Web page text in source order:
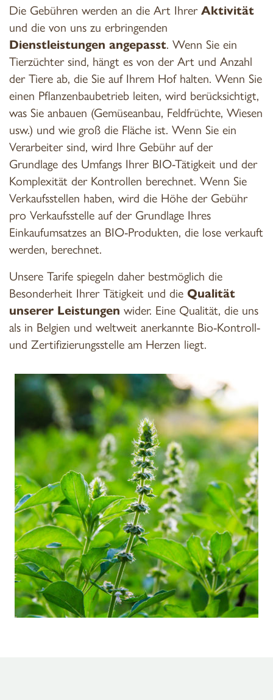
Die Gebühren werden an die Art IhrerAktivität
und die von uns zu erbringenden
Dienstleistungen angepasst. Wenn Sie ein
Tierzüchter sind, hängt es von der Art und Anzahl
der Tiere ab, die Sie auf Ihrem Hof halten. Wenn Sie
einen Pflanzenbaubetrieb leiten, wird berücksichtigt,
was Sie anbauen (Gemüseanbau, Feldfrüchte, Wiesen
usw.) und wie groß die Fläche ist. Wenn Sie ein
Verarbeiter sind, wird Ihre Gebühr auf der
Grundlage des Umfangs Ihrer BIO-Tätigkeit und der
Komplexität der Kontrollen berechnet. Wenn Sie
Verkaufsstellen haben, wird die Höhe der Gebühr
pro Verkaufsstelle auf der Grundlage Ihres
Einkaufumsatzes an BIO-Produkten, die lose verkauft
werden, berechnet.
Unsere Tarife spiegeln daher bestmöglich die
Besonderheit Ihrer Tätigkeit und die Qualität
unserer Leistungen wider. Eine Qualität, die uns
als in Belgien und weltweit anerkannte Bio-Kontroll-
und Zertifizierungsstelle am Herzen liegt.